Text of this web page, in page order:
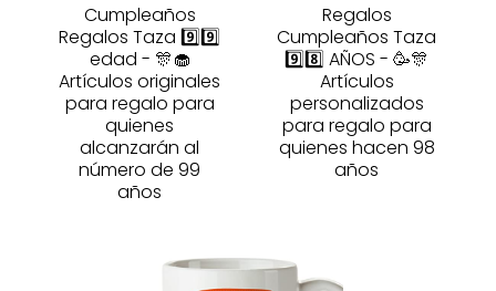
Cumpleaños
Regalos Taza 9️⃣9️⃣
edad - 🎊🧁
Artículos originales
para regalo para
quienes
alcanzarán al
número de 99
años
Regalos
Cumpleaños Taza
9️⃣8️⃣ AÑOS - 🥳🎊
Artículos
personalizados
para regalo para
quienes hacen 98
años